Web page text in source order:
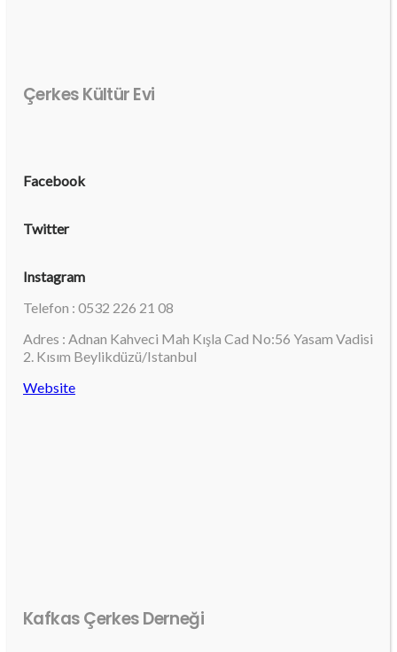
Çerkes Kültür Evi
Facebook
Twitter
Instagram
Telefon : 0532 226 21 08
Adres : Adnan Kahveci Mah Kışla Cad No:56 Yasam Vadisi
2. Kısım Beylikdüzü/Istanbul
Website
Kafkas Çerkes Derneği